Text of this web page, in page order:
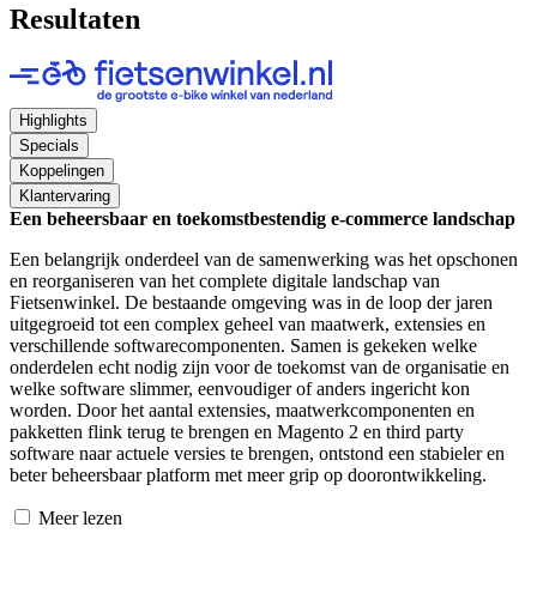
Resultaten
Highlights
Specials
Koppelingen
Klantervaring
Een beheersbaar en toekomstbestendig e-commerce landschap
Een belangrijk onderdeel van de samenwerking was het opschonen
en reorganiseren van het complete digitale landschap van
Fietsenwinkel. De bestaande omgeving was in de loop der jaren
uitgegroeid tot een complex geheel van maatwerk, extensies en
verschillende softwarecomponenten. Samen is gekeken welke
onderdelen echt nodig zijn voor de toekomst van de organisatie en
welke software slimmer, eenvoudiger of anders ingericht kon
worden. Door het aantal extensies, maatwerkcomponenten en
pakketten flink terug te brengen en Magento 2 en third party
software naar actuele versies te brengen, ontstond een stabieler en
beter beheersbaar platform met meer grip op doorontwikkeling.
Meer lezen